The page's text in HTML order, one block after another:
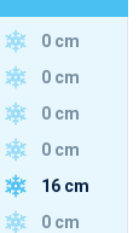
0 cm
0 cm
0 cm
0 cm
16 cm
0 cm